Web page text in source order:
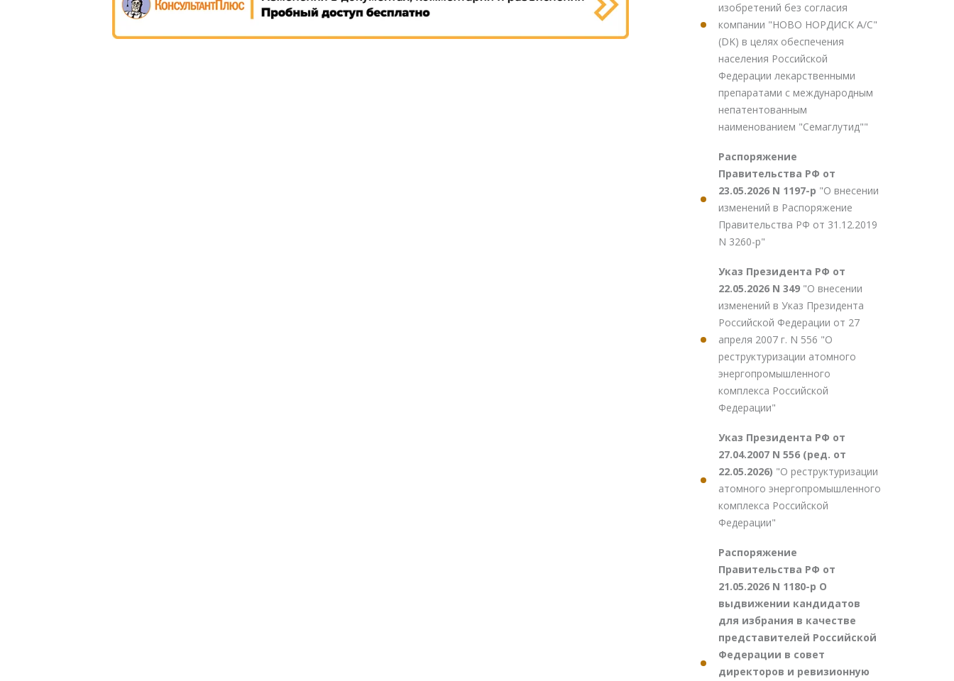
изобретений без согласия
компании "НОВО НОРДИСК А/С"
(DK) в целях обеспечения
населения Российской
Федерации лекарственными
препаратами с международным
непатентованным
наименованием "Семаглутид""
Распоряжение
Правительства РФ от
23.05.2026 N 1197-р "О внесении
изменений в Распоряжение
Правительства РФ от 31.12.2019
N 3260-р"
Указ Президента РФ от
22.05.2026 N 349 "О внесении
изменений в Указ Президента
Российской Федерации от 27
апреля 2007 г. N 556 "О
реструктуризации атомного
энергопромышленного
комплекса Российской
Федерации"
Указ Президента РФ от
27.04.2007 N 556 (ред. от
22.05.2026) "О реструктуризации
атомного энергопромышленного
комплекса Российской
Федерации"
Распоряжение
Правительства РФ от
21.05.2026 N 1180-р О
выдвижении кандидатов
для избрания в качестве
представителей Российской
Федерации в совет
директоров и ревизионную